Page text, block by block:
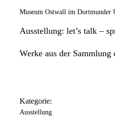
Museum Ostwall im Dortmunder
Ausstellung: let’s talk –
Werke aus der
Kategorie:
Ausstellung